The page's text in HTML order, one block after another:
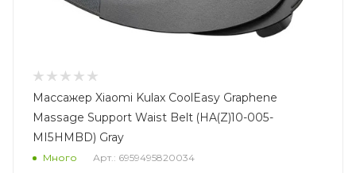
Массажер Xiaomi Kulax CoolEasy Graphene
Massage Support Waist Belt (HA(Z)10-005-
MI5HMBD) Gray
Много Арт.: 6959495820034